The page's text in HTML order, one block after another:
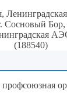
Сосновый Бор,
(188540)